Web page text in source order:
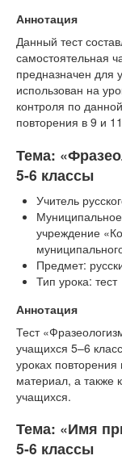
Аннотация
Данный тест
самостоятельная
предназначен для
использован на
контроля по
повторения в 9 и
Тема:
5-6 классы
Учитель
учреждение
Предмет:
Тип урока: тест
Аннотация
Тест
учащихся 5–6
уроках
материал, а также
учащихся.
Тема: «Имя
5-6 классы